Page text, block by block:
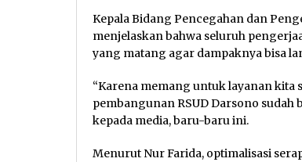
Kepala Bidang Pencegahan dan
menjelaskan bahwa seluruh
yang matang agar dampaknya bisa
“Karena memang untuk layanan
pembangunan RSUD Darsono
kepada media, baru-baru ini.
Menurut Nur Farida, optimalisasi